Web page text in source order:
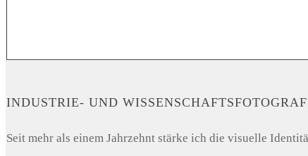
INDUSTRIE- UND
Seit mehr als einem Jahrzehnt stärke ich die visuelle